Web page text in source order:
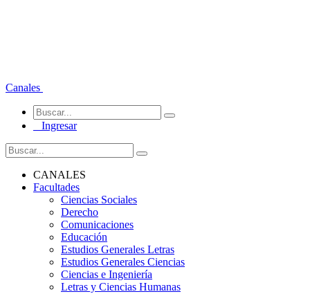
Canales
Ingresar
CANALES
Facultades
Ciencias Sociales
Derecho
Comunicaciones
Educación
Estudios Generales Letras
Estudios Generales Ciencias
Ciencias e Ingeniería
Letras y Ciencias Humanas